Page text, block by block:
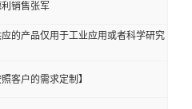
销售张军
的产品仅用于工业应用或者科学研究
照客户的需求定制】